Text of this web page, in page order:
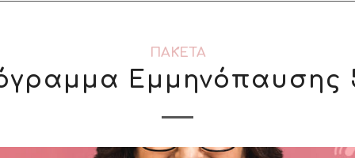
ΠΑΚΈΤΑ
Εμμηνόπαυσης